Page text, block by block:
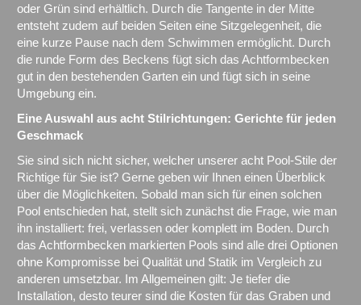
oder Grün sind erhältlich. Durch die Tangente in der Mitte
entsteht zudem auf beiden Seiten eine Sitzgelegenheit, die
eine kurze Pause nach dem Schwimmen ermöglicht. Durch
die runde Form des Beckens fügt sich das Achtformbecken
gut in den bestehenden Garten ein und fügt sich in seine
Umgebung ein.
Eine Auswahl aus acht Stilrichtungen: Gerichte für jeden
Geschmack
Sie sind sich nicht sicher, welcher unserer acht Pool-Stile der
Richtige für Sie ist? Gerne geben wir Ihnen einen Überblick
über die Möglichkeiten. Sobald man sich für einen solchen
Pool entschieden hat, stellt sich zunächst die Frage, wie man
ihn installiert: frei, verlassen oder komplett im Boden. Durch
das Achtformbecken markierten Pools sind alle drei Optionen
ohne Kompromisse bei Qualität und Statik im Vergleich zu
anderen umsetzbar. Im Allgemeinen gilt: Je tiefer die
Installation, desto teurer sind die Kosten für das Graben und